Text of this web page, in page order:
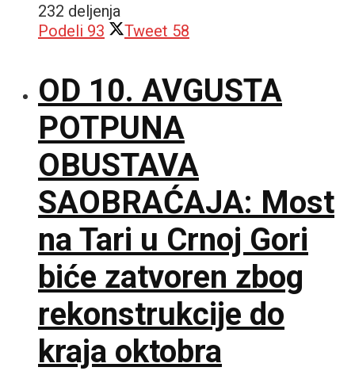
232 deljenja
Podeli 93 Tweet 58
OD 10. AVGUSTA
POTPUNA
OBUSTAVA
SAOBRAĆAJA: Most
na Tari u Crnoj Gori
biće zatvoren zbog
rekonstrukcije do
kraja oktobra